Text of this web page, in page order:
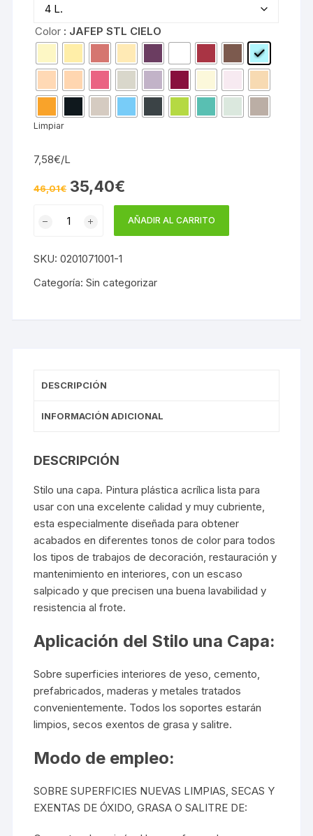
Color : JAFEP STL CIELO
Limpiar
7,58€/L
46,01€ El
precio
era:
46,01€.
35,40€
actual
es:
35,40€.
JAFEP
cantidad
AÑADIR AL CARRITO
SKU:0201071001-1
Categoría:Sin categorizar
DESCRIPCIÓN
INFORMACIÓN ADICIONAL
DESCRIPCIÓN
Stilo una capa. Pintura plástica acrílica lista para
usar con una excelente calidad y muy cubriente,
esta especialmente diseñada para obtener
acabados en diferentes tonos de color para todos
los tipos de trabajos de decoración, restauración y
mantenimiento en interiores, con un escaso
salpicado y que precisen una buena lavabilidad y
resistencia al frote.
Aplicación del Stilo una Capa:
Sobre superficies interiores de yeso, cemento,
prefabricados, maderas y metales tratados
convenientemente. Todos los soportes estarán
limpios, secos exentos de grasa y salitre.
Modo de empleo:
SOBRE SUPERFICIES NUEVAS LIMPIAS, SECAS Y
EXENTAS DE ÓXIDO, GRASA O SALITRE DE: